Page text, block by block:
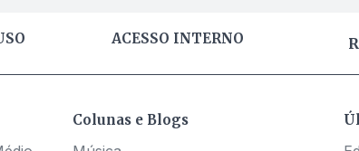
ACESSO INTERNO
Colunas e Blogs